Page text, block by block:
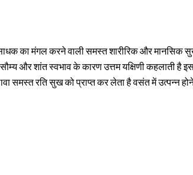
का मंगल करने वाली समस्त शारीरिक और मानसिक
और शांत स्वभाव के कारण उत्तम यक्षिणी कहलाती है
समस्त रति सुख को प्राप्त कर लेता है वसंत में उत्पन्न होने